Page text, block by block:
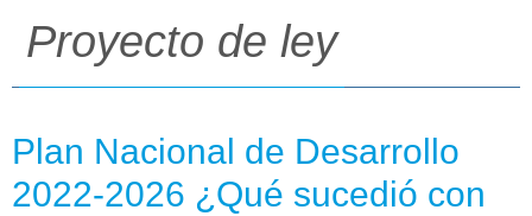
Proyecto de ley
Plan Nacional de Desarrollo
2022-2026 ¿Qué sucedió con